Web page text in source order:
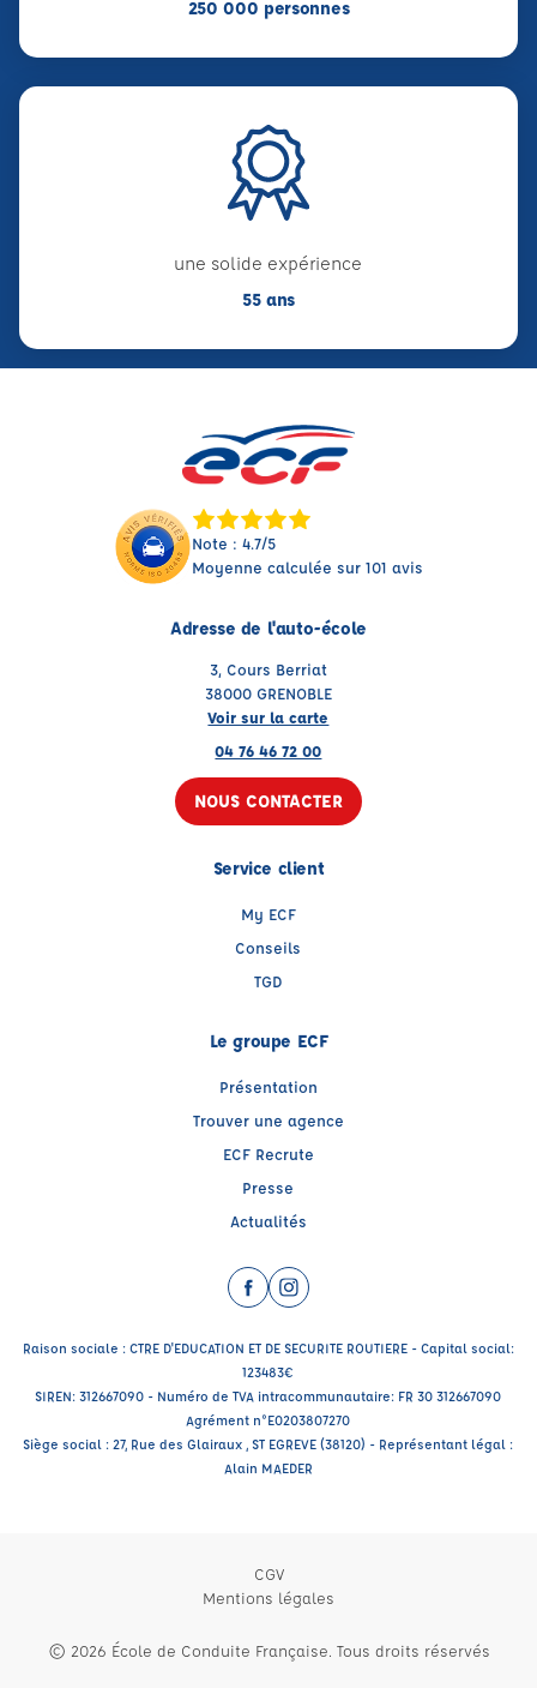
250 000 personnes
une solide expérience
55 ans
Note : 4.7/5
Moyenne calculée sur 101 avis
Adresse de l'auto-école
3, Cours Berriat
38000 GRENOBLE
Voir sur la carte
04 76 46 72 00
NOUS CONTACTER
Service client
My ECF
Conseils
TGD
Le groupe ECF
Présentation
Trouver une agence
ECF Recrute
Presse
Actualités
Facebook (nouvelle fenêtre)
Instagram (nouvelle fenêtre)
Raison sociale : CTRE D'EDUCATION ET DE SECURITE ROUTIERE - Capital social:
123483€
SIREN: 312667090 - Numéro de TVA intracommunautaire: FR 30 312667090
Agrément n°E0203807270
Siège social : 27, Rue des Glairaux , ST EGREVE (38120) - Représentant légal :
Alain MAEDER
CGV
Mentions légales
© 2026 École de Conduite Française. Tous droits réservés